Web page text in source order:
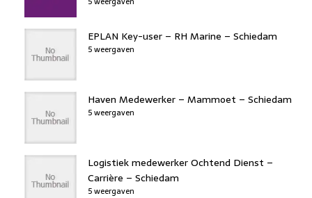
EPLAN Key-user – RH Marine – Schiedam
5 weergaven
Haven Medewerker – Mammoet – Schiedam
5 weergaven
Logistiek medewerker Ochtend Dienst –
Carrière – Schiedam
5 weergaven